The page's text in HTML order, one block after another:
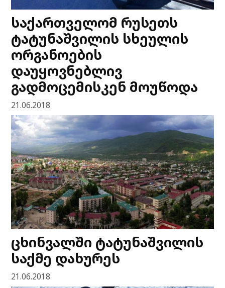
საქართველომ რუსეთს
ტატუნაშვილის სხეულის
ორგანოების
დაუყოვნებლივ
გადმოცემისკენ მოუწოდა
21.06.2018
ცხინვალში ტატუნაშვილის
საქმე დახურეს
21.06.2018